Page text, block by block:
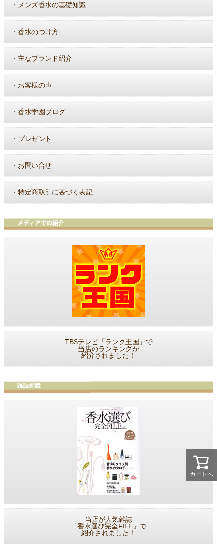
カートへ
・ メンズ香水の基礎知識
・ 香水のつけ方
・ 主なブランド紹介
・ お客様の声
・ 香水学園ブログ
・ プレゼント
・ お問い合せ
・ 特定商取引に基づく表記
TBSテレビ「ランク王国」で
当店のランキングが
紹介されました！
当店が人気雑誌
「香水選び完全FILE」で
紹介されました！